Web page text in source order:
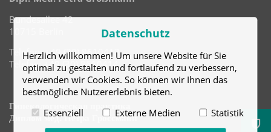
Bundesallee 42
10715 Berlin
Telefon: +49 (30) 8610413
Telefax: +49 (30) 8610414
Гинекологическая практика
Диплом мед. Петра Гроссманн
Datenschutz
Herzlich willkommen! Um unsere Website für Sie
optimal zu gestalten und fortlaufend zu verbessern,
verwenden wir Cookies. So können wir Ihnen das
bestmögliche Nutzererlebnis bieten.
Essenziell
Externe Medien Statistik